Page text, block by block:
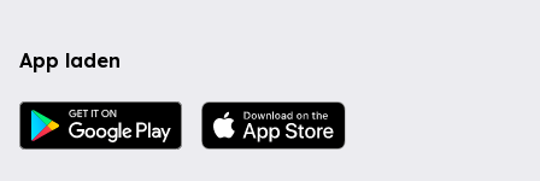
App laden